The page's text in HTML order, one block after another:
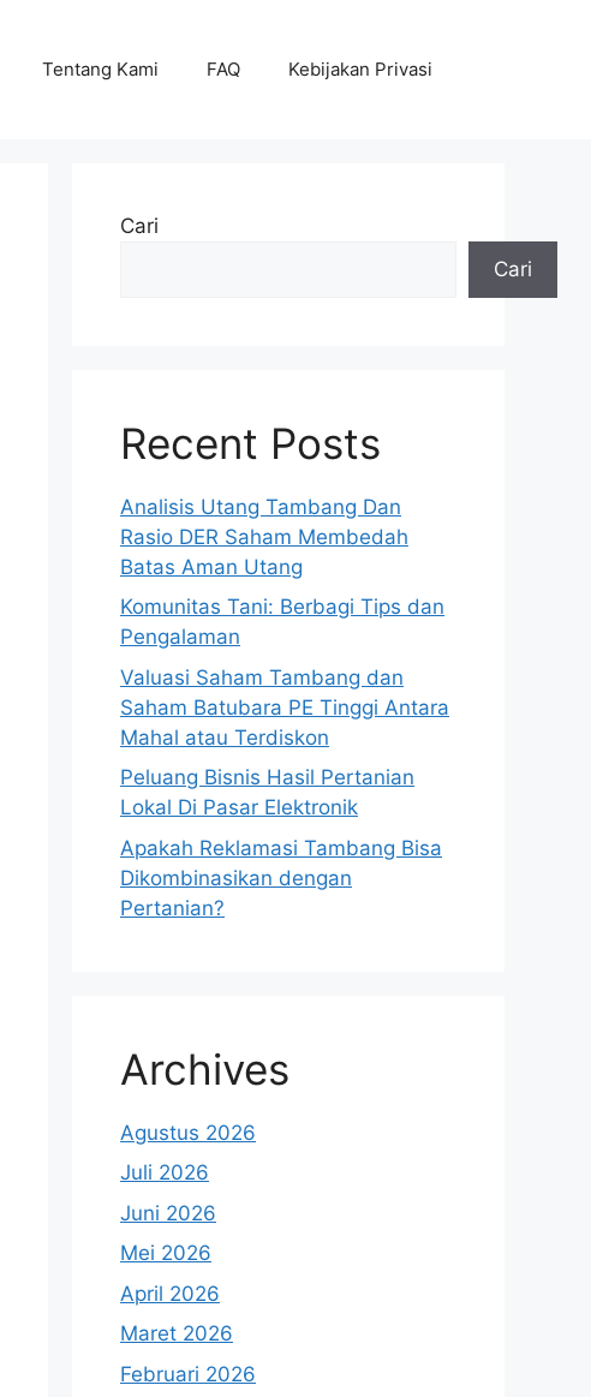
Tentang Kami FAQ Kebijakan Privasi
Cari
Cari
Recent Posts
Analisis Utang Tambang Dan
Rasio DER Saham Membedah
Batas Aman Utang
Komunitas Tani: Berbagi Tips dan
Pengalaman
Valuasi Saham Tambang dan
Saham Batubara PE Tinggi Antara
Mahal atau Terdiskon
Peluang Bisnis Hasil Pertanian
Lokal Di Pasar Elektronik
Apakah Reklamasi Tambang Bisa
Dikombinasikan dengan
Pertanian?
Archives
Agustus 2026
Juli 2026
Juni 2026
Mei 2026
April 2026
Maret 2026
Februari 2026